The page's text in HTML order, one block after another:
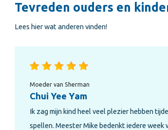
Tevreden ouders en
Lees hier wat anderen vinden!
Moeder van Key, Zer en Lilli
Karin Kleinebuul
Mega fan van Mega Training! Alle drie mijn
zijn lid. Onder professionele begeleiding